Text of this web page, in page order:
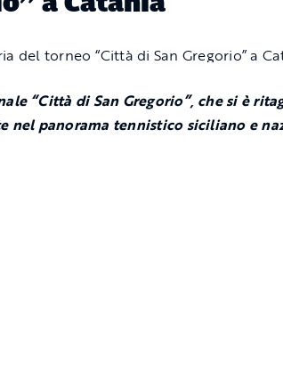
“Città di San Gregorio”, che si è
nel panorama tennistico siciliano e